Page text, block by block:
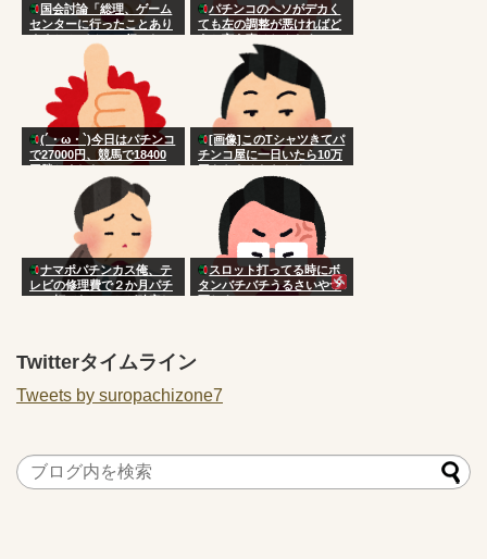
国会討論「総理、ゲーム
センターに行ったことあり
ますか？パチンコ行ったこ
とありますか？」
パチンコのヘソがデカく
ても左の調整が悪ければど
うと言う事はねんだよ
(´・ω・`)今日はパチンコ
で27000円、競馬で18400
円勝ちました
[画像]このTシャツきてパ
チンコ屋に一日いたら10万
円もらえるならやるか？
ナマポパチンカス俺、テ
レビの修理費で２か月パチ
ンコ打てないことが確定し
スロット打ってる時にボ
タンバチバチうるさいやつ
死ねよ
Twitterタイムライン
Tweets by suropachizone7